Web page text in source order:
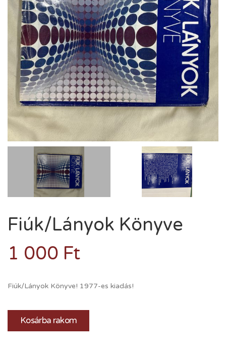
Fiúk/Lányok Könyve
1 000 Ft
Fiúk/Lányok Könyve! 1977-es kiadás!
Kosárba rakom